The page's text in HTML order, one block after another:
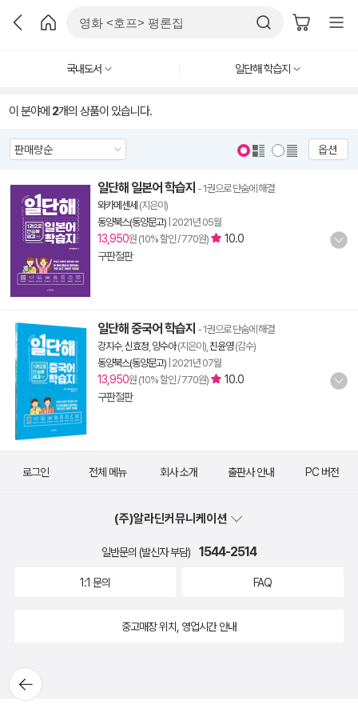
국내도서 일단해 학습지
이 분야에 2개의 상품이 있습니다.
옵션
일단해 일본어 학습지 - 1권으로 단숨에 해결
와카메센세 (지은이)
동양북스(동양문고) 2021년 05월
13,950원 (10% 할인 / 770원)
10.0
구판절판
일단해 중국어 학습지 - 1권으로 단숨에 해결
강지수, 신효정 양수아(지은이), 진윤영(감수)
동양북스(동양문고) 2021년 07월
13,950원 (10% 할인 / 770원)
10.0
구판절판
뒤로가
기
로그인 전체 메뉴 회사 소개 출판사 안내 PC 버전
(주)알라딘커뮤니케이션
일반문의 (발신자 부담) 1544-2514
1:1 문의 FAQ
중고매장 위치, 영업시간 안내